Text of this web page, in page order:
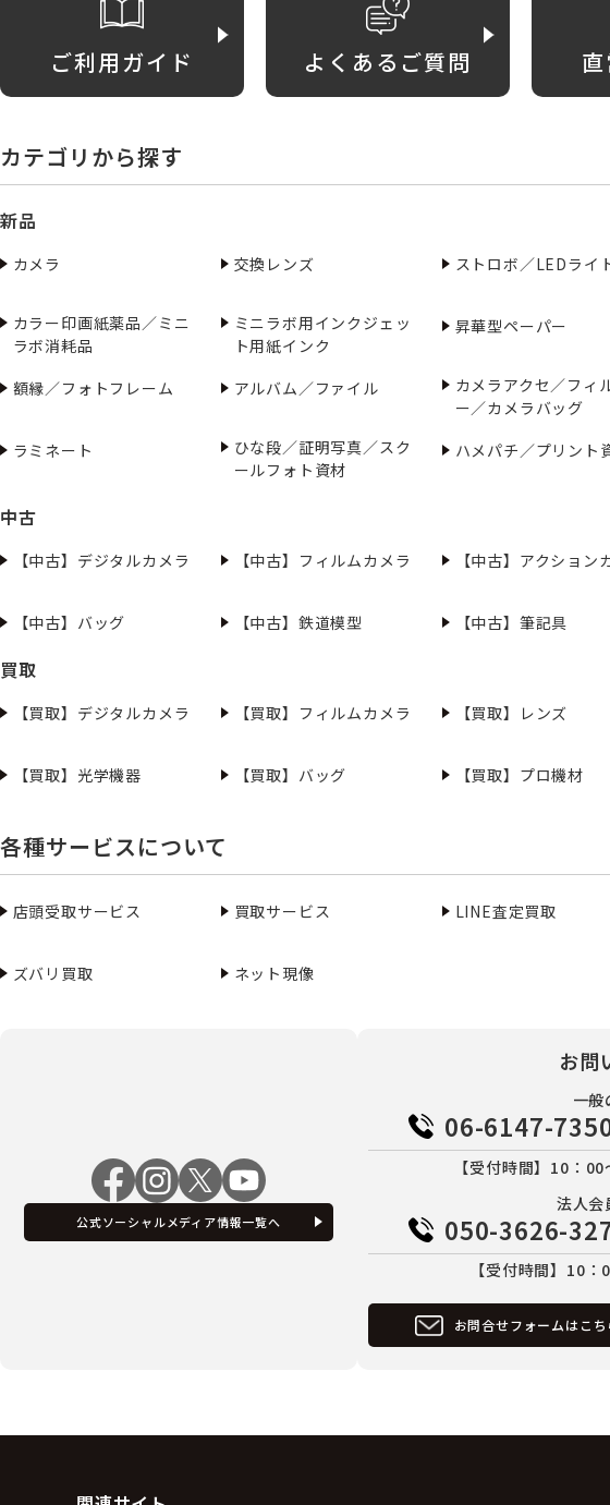
ご利用ガイド よくあるご質問
カテゴリから探す
新品
カメラ 交換レンズ ストロボ／LEDライ
カラー印画紙薬品／ミニ
ラボ消耗品
ミニラボ用インクジェッ
ト用紙インク
昇華型ペーパー
額縁／フォトフレーム
アルバム／ファイル
カメラアクセ／フィ
ー／カメラバッグ
ラミネート
ひな段／証明写真／スク
ールフォト資材
ハメパチ／プリント
中古
【中古】デジタルカメラ 【中古】フィルムカメラ 【中古】アクション
【中古】バッグ
【中古】鉄道模型 【中古】筆記具
買取
【買取】デジタルカメラ 【買取】フィルムカメラ 【買取】レンズ
【買取】光学機器 【買取】バッグ 【買取】プロ機材
各種サービスについて
店頭受取サービス 買取サービス LINE査定買取
ズバリ買取 ネット現像
公式ソーシャルメディア情報一覧へ
お問
一般
06-6147-
【受付時間】10：
法人会
050-3626-
【受付時間】10：
お問合せフォームはこち